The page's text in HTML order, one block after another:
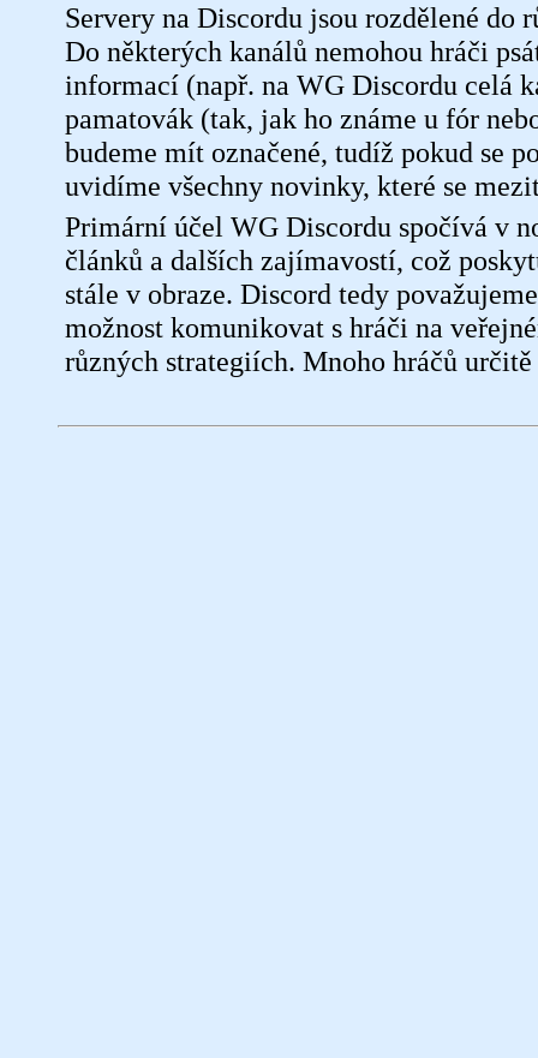
Servery na Discordu jsou rozdělené
Do některých kanálů nemohou hráči
informací (např. na WG Discordu celá
pamatovák (tak, jak ho známe u fór
budeme mít označené, tudíž pokud se
uvidíme všechny novinky, které se
Primární účel WG Discordu spočívá v
článků a dalších zajímavostí, což
stále v obraze. Discord tedy
možnost komunikovat s hráči na
různých strategiích. Mnoho hráčů